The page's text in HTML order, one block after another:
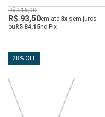
com 5mm
R$ 116,90
R$ 93,50em até 3x sem juros
ou R$ 84,15no Pix
28% OFF